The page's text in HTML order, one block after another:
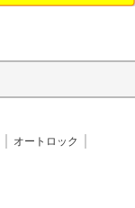
オートロック